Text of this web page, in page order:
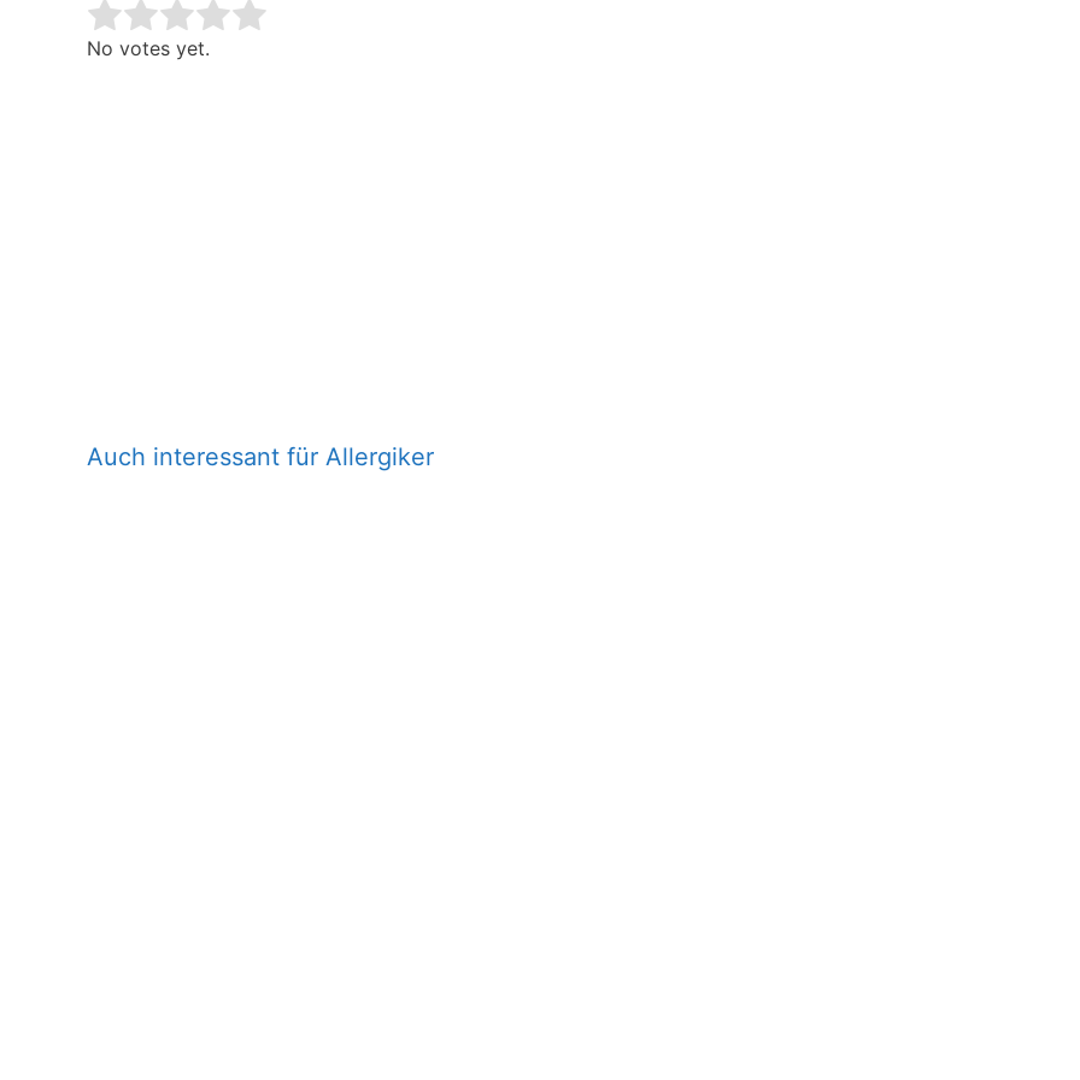
Rate this item:
No votes yet.
Auch interessant für Allergiker